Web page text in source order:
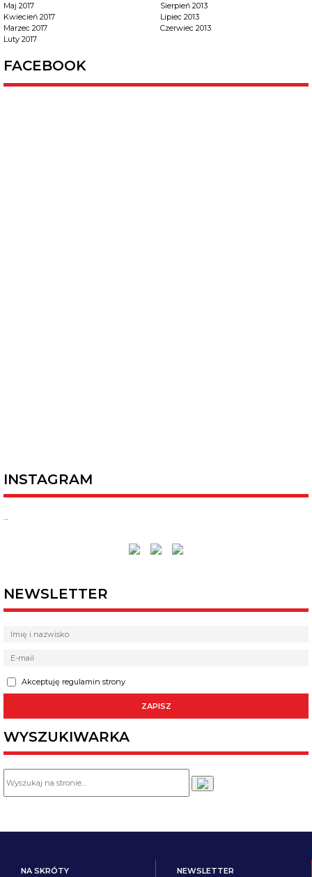
Maj 2017
Kwiecień 2017
Marzec 2017
Luty 2017
Sierpień 2013
Lipiec 2013
Czerwiec 2013
FACEBOOK
INSTAGRAM
NEWSLETTER
Akceptuję regulamin strony
WYSZUKIWARKA
NA SKRÓTY NEWSLETTER